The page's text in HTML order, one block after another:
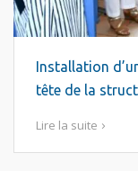
Installation
tête de la
Lire la suite